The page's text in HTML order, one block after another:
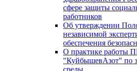
сфере защиты
работников
Об утверждении
независимой
обеспечения
О практике работы
"КуйбышевАзот" по
среды